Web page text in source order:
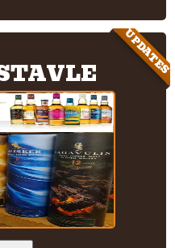
UPDATES